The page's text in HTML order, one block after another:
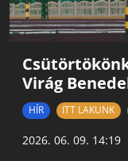
Virág
HÍR ITT LAKUNK
2026. 06. 09. 14:19